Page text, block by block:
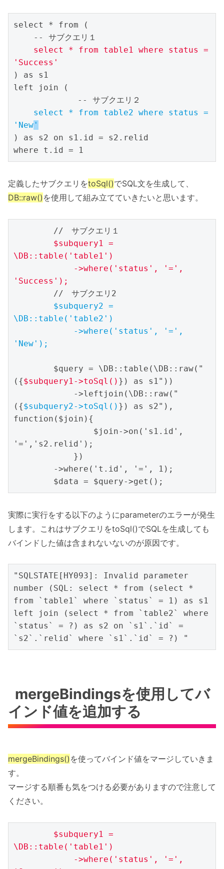
select * from (
select * from table1 where status =
'Success'
) as s1
left join (
-- サブクエリ２
select * from table2 where status =
'New '
) as s2 on s1.id = s2.relid
where t.id = 1
定義したサブクエリをtoSql()でSQL文を生成して、
DB::raw() を使用して組み立てていきたいと思います。
$subquery1 =
\DB::table('table1')
'Success');
$subquery2 =
\DB::table('table2')
'New');
({$subquery1->toSql() }) as s1"))
({$subquery2->toSql() }) as s2"),
function($join){
'=','s2.relid');
        $data = $query->get();
実際に実行をする以下のようにparameterのエラーが発生
します。これはサブクエリをtoSql()でSQLを生成しても
バインドした値は含まれないないのが原因です。
"SQLSTATE[HY093]: Invalid parameter
number (SQL: select * from (select *
from `table1` where `status` = 1) as s1
left join (select * from `table2` where
`status` = ?) as s2 on `s1`.`id` =
`s2`.`relid` where `s1`.`id` = ?) "
mergeBindingsを使用してバ
インド値を追加する
mergeBindings() を使ってバインド値をマージしていきま
す。
マージする順番も気をつける必要がありますので注意して
ください。
$subquery1 =
\DB::table('table1')